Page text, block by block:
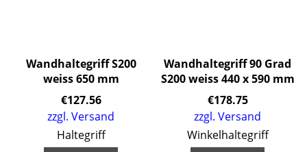
Wandhaltegriff S200
weiss 650 mm
€127.56
zzgl. Versand
Haltegriff
Wandhaltegriff 90 Grad
S200 weiss 440 x 590 mm
€178.75
zzgl. Versand
Winkelhaltegriff